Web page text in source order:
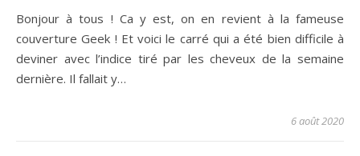
Bonjour à tous ! Ca y est, on en revient à la fameuse
couverture Geek ! Et voici le carré qui a été bien difficile à
deviner avec l’indice tiré par les cheveux de la semaine
dernière. Il fallait y…
6 août 2020